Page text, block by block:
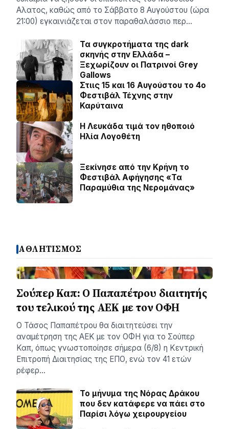
Αλατος, καθώς από το Σάββατο 8 Αυγούστου (ώρα
21:00) εγκαινιάζεται στον παραθαλάσσιο περ…
Τα συγκροτήματα της dark
σκηνής στην Ελλάδα –
Ξεχωρίζουν οι Πατρινοί Grey
Gallows
Στιις 15 και 16 Αυγούστου το 4ο
Φεστιβάλ Τέχνης στην
Καρύταινα
Η Λευκάδα τιμά τον ηθοποιό
Ηλία Λογοθέτη
Ξεκίνησε από την Κρήνη το
Φεστιβάλ Αφήγησης «Τα
Παραμύθια της Νερομάνας»
ΑΘΛΗΤΙΣΜΟΣ
Σούπερ Καπ: Ο Παπαπέτρου διαιτητής
του τελικού της ΑΕΚ με τον ΟΦΗ
Ο Τάσος Παπαπέτρου θα διαιτητεύσει την
αναμέτρηση της ΑΕΚ με τον ΟΦΗ για το Σούπερ
Καπ, όπως γνωστοποίησε σήμερα (6/8) η Κεντρική
Επιτροπή Διαιτησίας της ΕΠΟ, ενώ τον 41 ετών
ρέφερ…
Το μήνυμα της Νόρας Δράκου
που δεν κατάφερε να πάει στο
Παρίσι λόγω χειρουργείου